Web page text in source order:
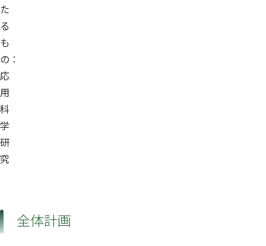
た
る
も
の：
応
用
科
学
研
究
全体計画